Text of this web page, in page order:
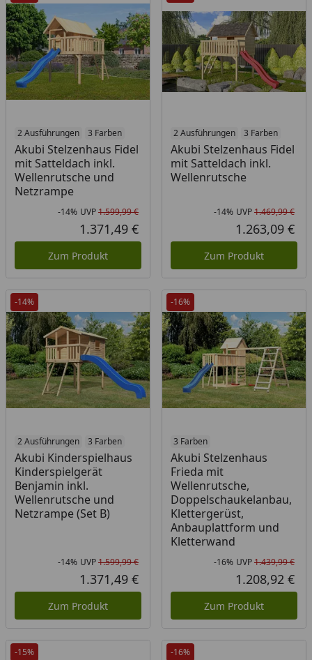
2 Ausführungen 3 Farben
Akubi Stelzenhaus Fidel
mit Satteldach inkl.
Wellenrutsche und
Netzrampe
Rabatt in Prozent
-14%
Ursprünglicher Preis
UVP1.599,99 €
Aktueller Preis
1.371,49 €
Zum Produkt
2 Ausführungen 3 Farben
Akubi Stelzenhaus Fidel
mit Satteldach inkl.
Wellenrutsche
-14% UVP1.469,99 €
1.263,09 €
Zum Produkt
-14%
2 Ausführungen 3 Farben
Akubi Kinderspielhaus
Kinderspielgerät
Benjamin inkl.
Wellenrutsche und
Netzrampe (Set B)
Rabatt in Prozent
-14%
Ursprünglicher Preis
UVP1.599,99 €
Aktueller Preis
1.371,49 €
Zum Produkt
-16%
3 Farben
Akubi Stelzenhaus
Frieda mit
Wellenrutsche,
Doppelschaukelanbau,
Klettergerüst,
Anbauplattform und
Kletterwand
-16% UVP1.439,99 €
1.208,92 €
Zum Produkt
-15% -16%